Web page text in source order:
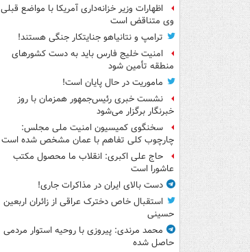
اظهارات وزیر خزانه‌داری آمریکا با مواضع قبلی
وی متناقض است
ترامپ و نتانیاهو جنایتکار جنگی هستند!
امنیت خلیج فارس باید به دست کشورهای
منطقه تأمین شود
ماموریت در حال پایان است!
نشست خبری رئیس‌جمهور همزمان با روز
خبرنگار برگزار می‌شود
سخنگوی کمیسیون امنیت ملی مجلس:
چارچوب کلی تفاهم با عمان مشخص شده است
حاج علی اکبری: انقلاب ما محصول مکتب
عاشورا است
دست بالای ایران در مذاکرات جاری!
استقبال خاص دخترک عراقی از زائران اربعین
حسینی
محمد مرندی: پیروزی با روحیه استوار مردمی
حاصل شده